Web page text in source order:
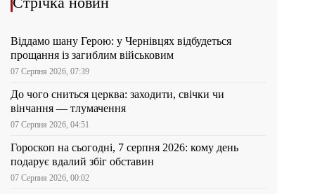
Віддамо шану Герою: у Чернівцях відбудеться
прощання із загиблим військовим
07 Серпня 2026, 07:39
До чого сниться церква: заходити, свічки чи
вінчання — тлумачення
07 Серпня 2026, 04:51
Гороскоп на сьогодні, 7 серпня 2026: кому день
подарує вдалий збіг обставин
07 Серпня 2026, 00:02